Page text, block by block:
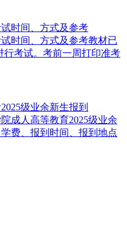
时间、方式及参考
时间、方式及参考教材已
行考试。考前一周打印准考
级业余新生报到
成人高等教育2025级业余
费、报到时间、报到地点